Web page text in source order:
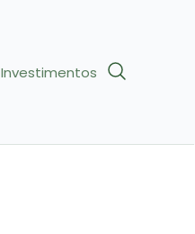
Investimentos